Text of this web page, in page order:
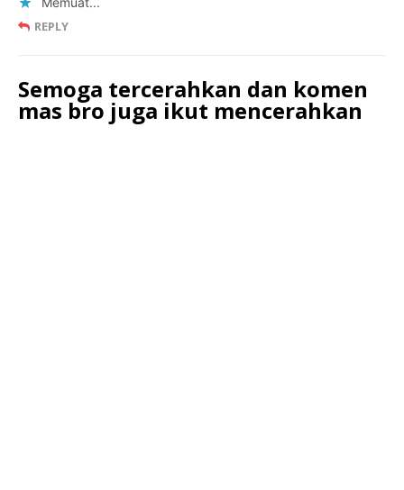
REPLY
Semoga tercerahkan dan komen
mas bro juga ikut mencerahkan